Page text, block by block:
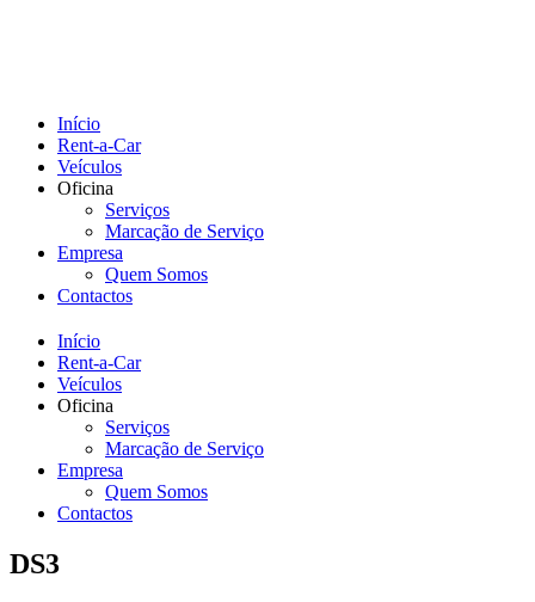
Início
Rent-a-Car
Veículos
Oficina
Serviços
Marcação de Serviço
Empresa
Quem Somos
Contactos
Início
Rent-a-Car
Veículos
Oficina
Serviços
Marcação de Serviço
Empresa
Quem Somos
Contactos
DS3